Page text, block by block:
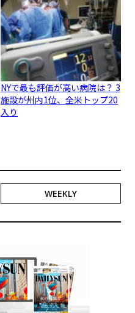
NYで最も評価が高い病院は？ 3
施設が州内1位、全米トップ20
入り
WEEKLY